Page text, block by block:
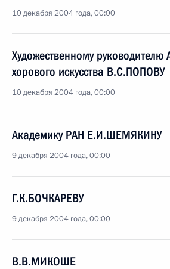
10 декабря 2004 года, 00:00
Художественному руководителю
хорового искусства В.С.ПОПОВУ
10 декабря 2004 года, 00:00
Академику РАН Е.И.ШЕМЯКИНУ
9 декабря 2004 года, 00:00
Г.К.БОЧКАРЕВУ
9 декабря 2004 года, 00:00
В.В.МИКОШЕ